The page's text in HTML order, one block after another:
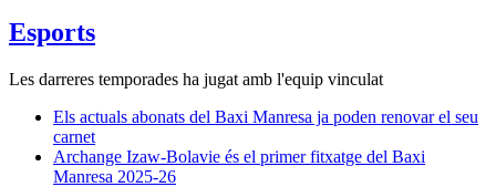
Esports
Les darreres temporades ha jugat amb l'equip vinculat
Els actuals abonats del Baxi Manresa ja poden renovar el seu
carnet
Archange Izaw-Bolavie és el primer fitxatge del Baxi
Manresa 2025-26